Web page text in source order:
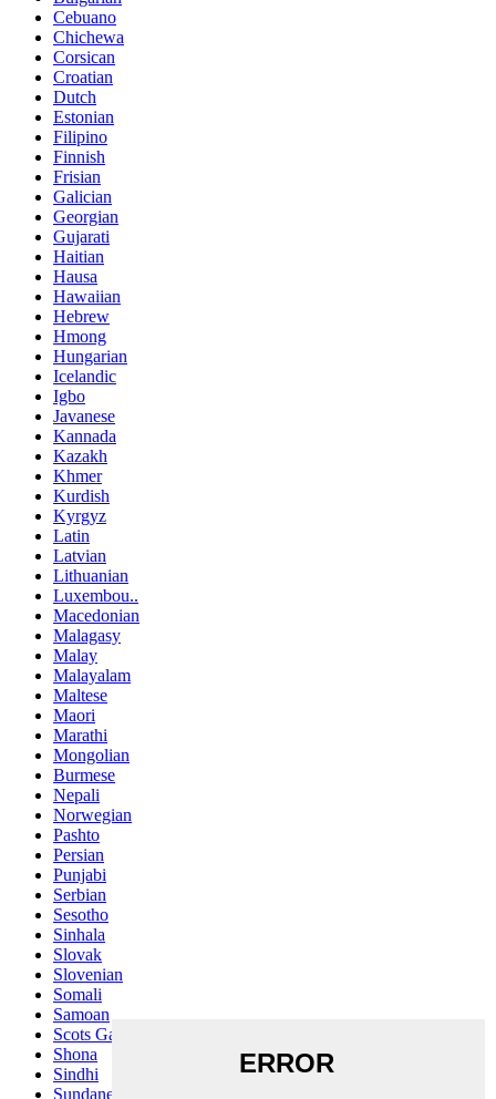
Cebuano
Chichewa
Corsican
Croatian
Dutch
Estonian
Filipino
Finnish
Frisian
Galician
Georgian
Gujarati
Haitian
Hausa
Hawaiian
Hebrew
Hmong
Hungarian
Icelandic
Igbo
Javanese
Kannada
Kazakh
Khmer
Kurdish
Kyrgyz
Latin
Latvian
Lithuanian
Luxembou..
Macedonian
Malagasy
Malay
Malayalam
Maltese
Maori
Marathi
Mongolian
Burmese
Nepali
Norwegian
Pashto
Persian
Punjabi
Serbian
Sesotho
Sinhala
Slovak
Slovenian
Somali
Samoan
Scots Gaelic
Shona
Sindhi
Sundanese